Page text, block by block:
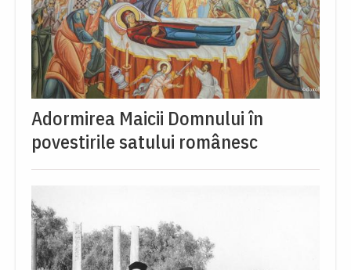
Adormirea Maicii Domnului în
povestirile satului românesc